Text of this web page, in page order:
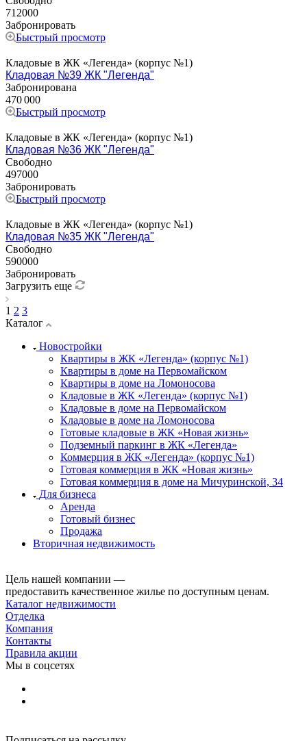
712000
Забронировать
Быстрый просмотр
Кладовые в ЖК «Легенда» (корпус №1)
Кладовая №39 ЖК "Легенда"
Забронирована
470 000
Быстрый просмотр
Кладовые в ЖК «Легенда» (корпус №1)
Кладовая №36 ЖК "Легенда"
Свободно
497000
Забронировать
Быстрый просмотр
Кладовые в ЖК «Легенда» (корпус №1)
Кладовая №35 ЖК "Легенда"
Свободно
590000
Забронировать
Загрузить еще
1 2 3
Каталог
Новостройки
Квартиры в ЖК «Легенда» (корпус №1)
Квартиры в доме на Первомайском
Квартиры в доме на Ломоносова
Кладовые в ЖК «Легенда» (корпус №1)
Кладовые в доме на Первомайском
Кладовые в доме на Ломоносова
Готовые кладовые в ЖК «Новая жизнь»
Подземный паркинг в ЖК «Легенда»
Коммерция в ЖК «Легенда» (корпус №1)
Готовая коммерция в ЖК «Новая жизнь»
Готовая коммерция в доме на Мичуринской, 34
Для бизнеса
Аренда
Готовый бизнес
Продажа
Вторичная недвижимость
Цель нашей компании —
предоставить качественное жилье по доступным ценам.
Каталог недвижимости
Отделка
Компания
Контакты
Правила акции
Мы в соцсетях